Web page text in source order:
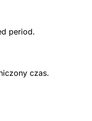
period.
czas.